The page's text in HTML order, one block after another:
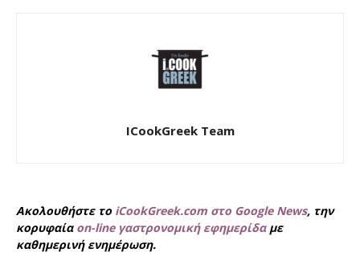
ICookGreek Team
Ακολουθήστε το iCookGreek.com στο Google News, την
κορυφαία on-line γαστρονομική εφημερίδαμε
καθημερινή ενημέρωση.